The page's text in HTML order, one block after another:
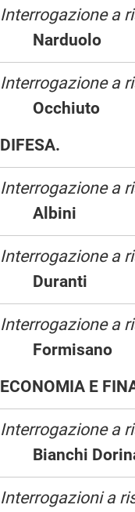
Interrogazione a
Narduolo
Interrogazione a
Occhiuto
DIFESA.
Interrogazione a
Albini
Interrogazione a
Duranti
Interrogazione a
ECONOMIA E
Interrogazione a
Bianchi
Interrogazioni a